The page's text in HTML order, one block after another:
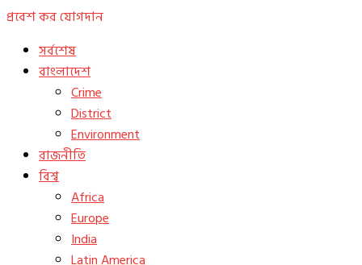
প্রবেশ করযোগদান
সর্বশেষ
বাংলাদেশ
Crime
District
Environment
রাজনীতি
বিশ্ব
Africa
Europe
India
Latin America